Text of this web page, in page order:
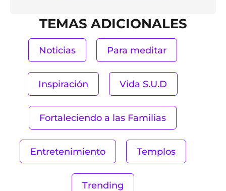
TEMAS ADICIONALES
Noticias Para meditar
Inspiración Vida S.U.D
Fortaleciendo a las Familias
Entretenimiento Templos
Trending